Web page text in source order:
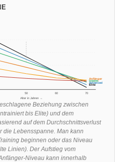
50 60
70
Alter in Jahren →
Elite
Advanced
Interm.
Anfänger
Beziehung zwischen
bis Elite) und dem
auf dem Durchschnittsverlust
die Lebensspanne. Man kann
beginnen oder das Niveau
Linien). Der Aufstieg vom
Niveau kann innerhalb